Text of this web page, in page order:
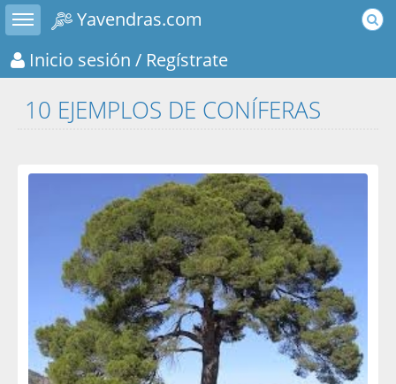
Toggle sidebar
Yavendras.com
Inicio sesión / Regístrate
10 EJEMPLOS DE CONÍFERAS